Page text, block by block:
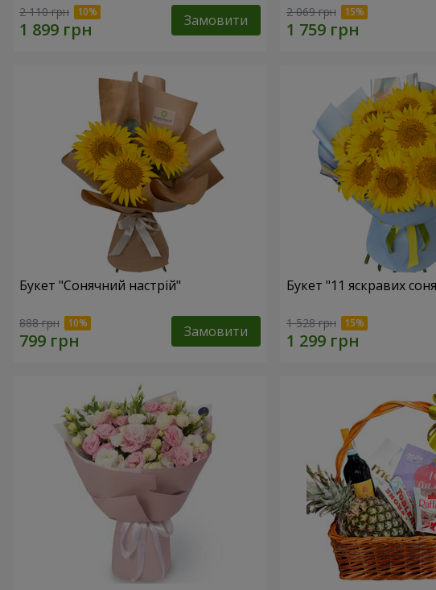
2 110 грн Замовити 2 069 грн
Букет "Сонячний настрій"
888 грн Замовити
Букет "11 яскравих
1 528 грн